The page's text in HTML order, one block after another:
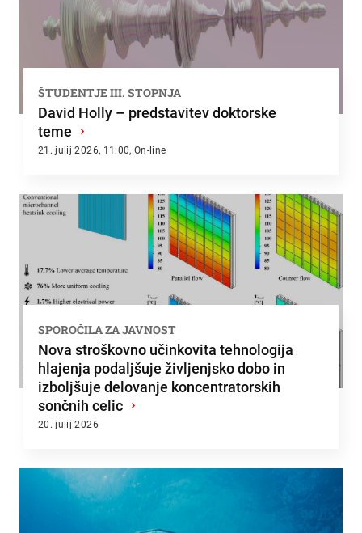
ŠTUDENTJE III. STOPNJA
David Holly – predstavitev doktorske
teme ›
21. julij 2026, 11:00, On-line
SPOROČILA ZA JAVNOST
Nova stroškovno učinkovita tehnologija
hlajenja podaljšuje življenjsko dobo in
izboljšuje delovanje koncentratorskih
sončnih celic ›
20. julij 2026